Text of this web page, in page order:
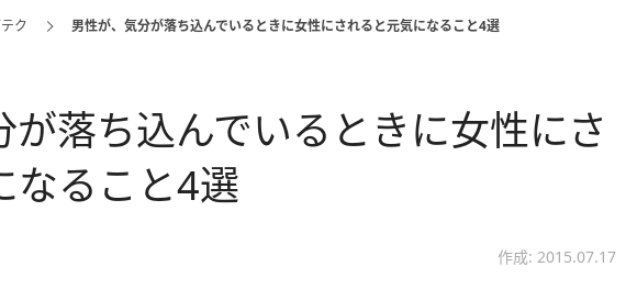
ク 男性が、気分が落ち込んでいるときに女性にされると元気になること4選
が落ち込んでいるときに女性にさ
なること4選
作成: 2015.07.17